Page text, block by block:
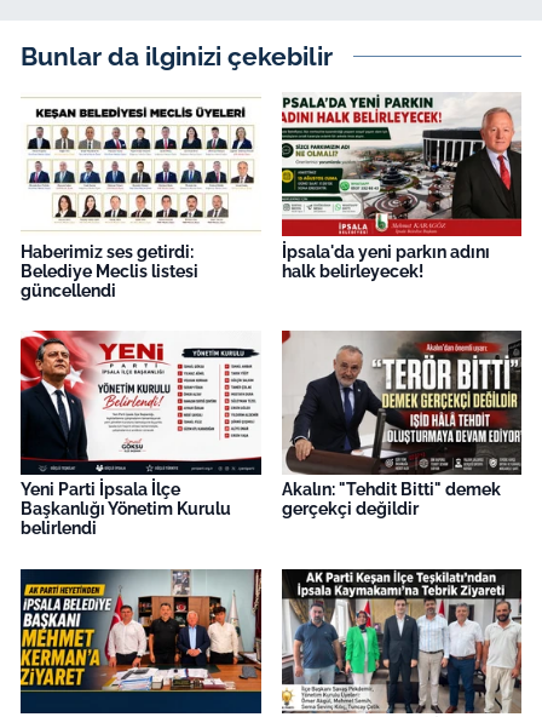
Bunlar da ilginizi çekebilir
Haberimiz ses getirdi:
Belediye Meclis listesi
güncellendi
İpsala'da yeni parkın adını
halk belirleyecek!
Yeni Parti İpsala İlçe
Başkanlığı Yönetim Kurulu
belirlendi
Akalın: "Tehdit Bitti" demek
gerçekçi değildir